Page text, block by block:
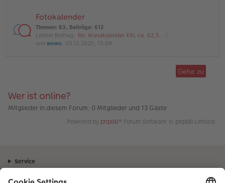
Fotokalender
Themen: 83, Beiträge: 612
Letzter Beitrag: Re: Wandkalender XXL ca. 62,5…
von wowo, 03.12.2025, 13:09
Gehe zu
Wer ist online?
Mitglieder in diesem Forum: 0 Mitglieder und 13 Gäste
Powered by phpBB® Forum Software © phpBB Limited
Service